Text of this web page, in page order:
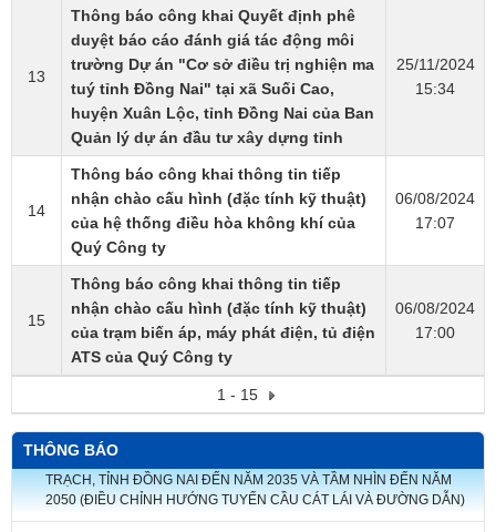
13
Thông báo công khai ​Quyết định phê
duyệt báo cáo đánh giá tác động môi
trường Dự án "Cơ sở điều trị nghiện ma
tuý tỉnh Đồng Nai" tại xã Suối Cao,
huyện Xuân Lộc, tỉnh Đồng Nai của Ban
Quản lý dự án đầu tư xây dựng tỉnh​
25/11/2024
15:34
14
Thông báo công khai thông tin tiếp
nhận chào cấu hình (đặc tính kỹ thuật)
của hệ thống điều hòa không khí của
Quý Công ty
06/08/2024
17:07
15
Thông báo công khai thông tin tiếp
nhận chào cấu hình (đặc tính kỹ thuật)
của trạm biến áp, máy phát điện, tủ điện
ATS của Quý Công ty
06/08/2024
17:00
1 - 15
THÔNG BÁO
ĐIỀU CHỈNH CỤC BỘ QUY HOẠCH CHUNG ĐÔ THỊ MỚI NHƠN
TRẠCH, TỈNH ĐỒNG NAI ĐẾN NĂM 2035 VÀ TẦM NHÌN ĐẾN NĂM
2050 (ĐIỀU CHỈNH HƯỚNG TUYẾN CẦU CÁT LÁI VÀ ĐƯỜNG DẪN)